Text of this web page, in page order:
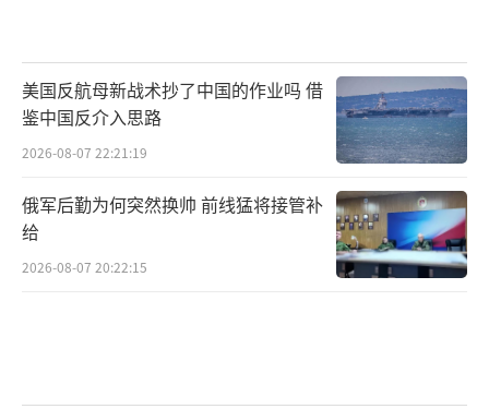
美国反航母新战术抄了中国的作业吗 借
鉴中国反介入思路
2026-08-07 22:21:19
俄军后勤为何突然换帅 前线猛将接管补
给
2026-08-07 20:22:15